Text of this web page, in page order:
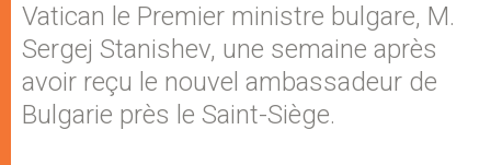
Vatican le Premier ministre bulgare, M.
Sergej Stanishev, une semaine après
avoir reçu le nouvel ambassadeur de
Bulgarie près le Saint-Siège.